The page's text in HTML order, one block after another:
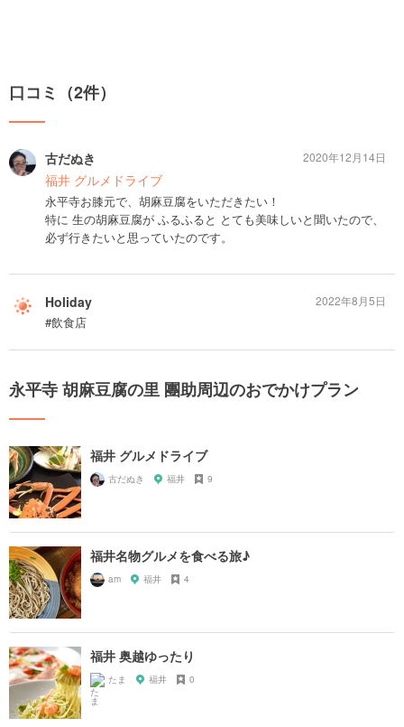
口コミ（2件）
古だぬき
福井 グルメドライブ
永平寺お膝元で、胡麻豆腐をいただきたい！
特に 生の胡麻豆腐が ふるふると とても美味しいと聞いたので、
必ず行きたいと思っていたのです。
2020年12月14日
Holiday
#飲食店
2022年8月5日
永平寺 胡麻豆腐の里 團助周辺のおでかけプラン
福井 グルメドライブ
古だぬき 福井 9
福井名物グルメを食べる旅♪
am 福井 4
福井 奥越ゆったり
たま 福井 0